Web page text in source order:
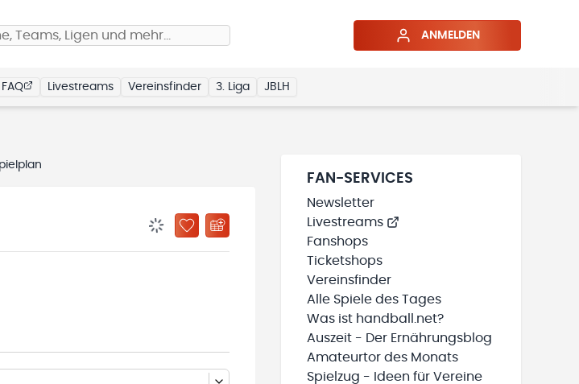
Teams, Ligen und mehr… ANMELDEN
Livestreams Vereinsfinder 3. Liga JBLH
BENACHRICHTIGUNGSSTATUS WIRD GELADEN
ZU „MEINE TEAMS“ HINZUFÜGEN
FAN-SERVICES
Newsletter
Livestreams
Fanshops
Ticketshops
Vereinsfinder
Alle Spiele des Tages
Was ist handball.net?
Auszeit - Der Ernährungsblog
Amateurtor des Monats
Spielzug - Ideen für Vereine